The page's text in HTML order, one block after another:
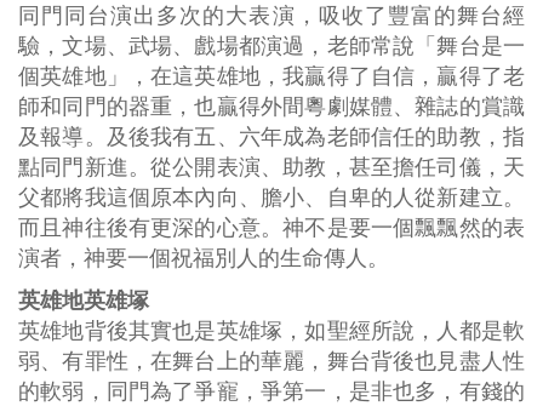
同門同台演出多次的大表演，吸收了豐富的舞台經
驗，文場、武場、戲場都演過，老師常說「舞台是一
個英雄地」，在這英雄地，我贏得了自信，贏得了老
師和同門的器重，也贏得外間粵劇媒體、雜誌的賞識
及報導。及後我有五、六年成為老師信任的助教，指
點同門新進。從公開表演、助教，甚至擔任司儀，天
父都將我這個原本內向、膽小、自卑的人從新建立。
而且神往後有更深的心意。神不是要一個飄飄然的表
演者，神要一個祝福別人的生命傳人。
英雄地英雄塚
英雄地背後其實也是英雄塚，如聖經所說，人都是軟
弱、有罪性，在舞台上的華麗，舞台背後也見盡人性
的軟弱，同門為了爭寵，爭第一，是非也多，有錢的